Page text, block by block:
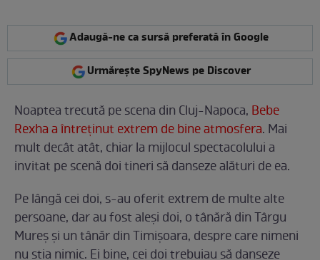
Adaugă-ne ca sursă preferată în Google
Urmărește SpyNews pe Discover
Noaptea trecută pe scena din Cluj-Napoca, Bebe
Rexha a întreținut extrem de bine atmosfera. Mai
mult decât atât, chiar la mijlocul spectacolului a
invitat pe scenă doi tineri să danseze alături de ea.
Pe lângă cei doi, s-au oferit extrem de multe alte
persoane, dar au fost aleși doi, o tânără din Târgu
Mureș și un tânăr din Timișoara, despre care nimeni
nu știa nimic. Ei bine, cei doi trebuiau să danseze